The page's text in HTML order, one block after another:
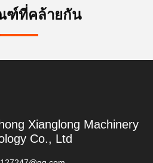
ฑ์ที่คล้ายกัน
Xianglong Machinery
Co., Ltd